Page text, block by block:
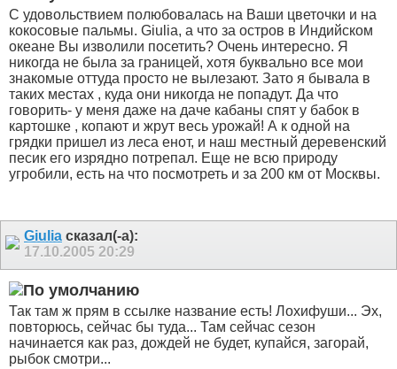
С удовольствием полюбовалась на Ваши цветочки и на
кокосовые пальмы. Giulia, а что за остров в Индийском
океане Вы изволили посетить? Очень интересно. Я
никогда не была за границей, хотя буквально все мои
знакомые оттуда просто не вылезают. Зато я бывала в
таких местах , куда они никогда не попадут. Да что
говорить- у меня даже на даче кабаны спят у бабок в
картошке , копают и жрут весь урожай! А к одной на
грядки пришел из леса енот, и наш местный деревенский
песик его изрядно потрепал. Еще не всю природу
угробили, есть на что посмотреть и за 200 км от Москвы.
Giulia сказал(-а):
17.10.2005 20:29
Так там ж прям в ссылке название есть! Лохифуши... Эх,
повторюсь, сейчас бы туда... Там сейчас сезон
начинается как раз, дождей не будет, купайся, загорай,
рыбок смотри...